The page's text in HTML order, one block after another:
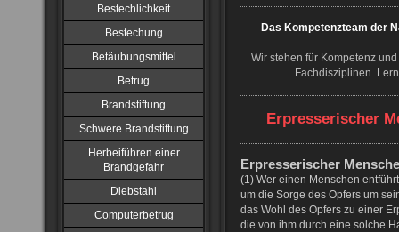
Bestechlichkeit
Bestechung
Betäubungsmittel
Betrug
Brandstiftung
Schwere Brandstiftung
Herbeiführen einer
Brandgefahr
Diebstahl
Computerbetrug
Das Kompetenzteam der
Wir stehen für Kompetenz
Fachdisziplinen.
Erpresserischer
Erpresserischer
(1) Wer einen Menschen
um die Sorge des Opfers um
das Wohl des Opfers zu einer
die von ihm durch eine solche